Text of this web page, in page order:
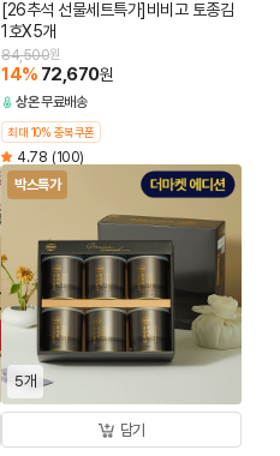
[26추석 선물세트특가]비비고 토종김
1호X5개
84,500원
14% 72,670원
상온무료배송
최대 10% 중복쿠폰
4.78 (100)
박스특가
5개
담기